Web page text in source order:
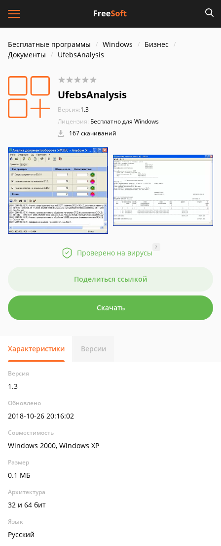
Бесплатные программы Windows
Бизнес
Документы
UfebsAnalysis
UfebsAnalysis
Версия:1.3
Лицензия: Бесплатно для Windows
167 скачиваний
Проверено на вирусы
?
Поделиться ссылкой
Скачать
Характеристики Версии
Версия
1.3
Обновлено
2018-10-26 20:16:02
Совместимость
Windows 2000, Windows XP
Размер
0.1 МБ
Архитектура
32 и 64 бит
Язык
Русский